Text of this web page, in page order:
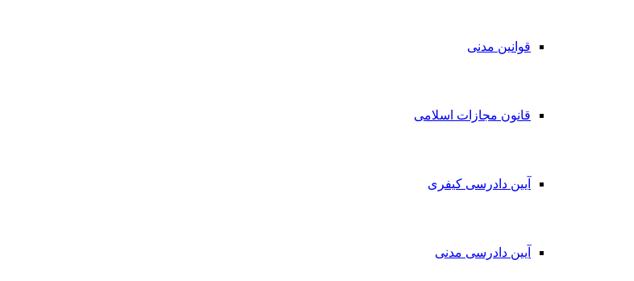
قوانین مدنی
قانون مجازات اسلامی
آیین دادرسی کیفری
آیین دادرسی مدنی